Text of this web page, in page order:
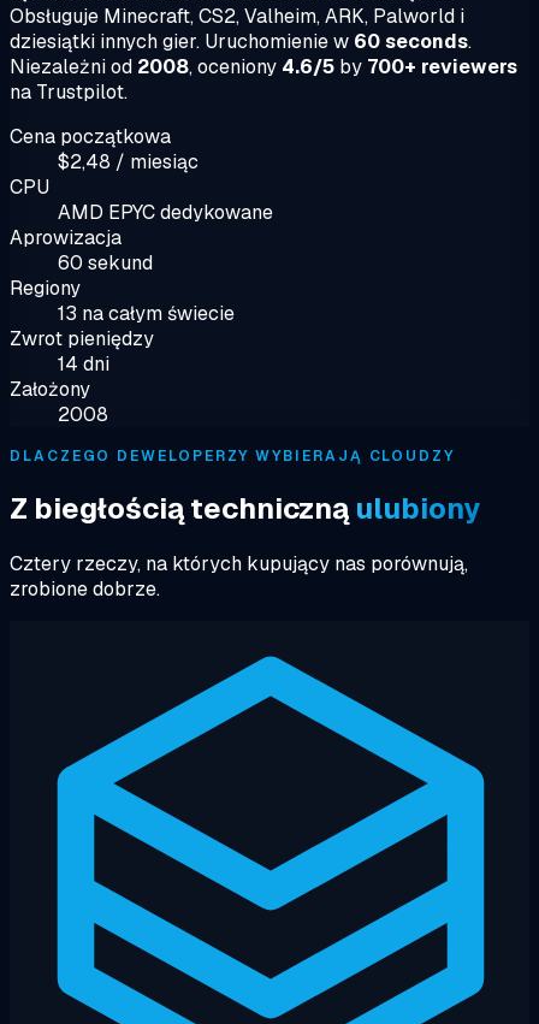
Obsługuje Minecraft, CS2, Valheim, ARK, Palworld i
dziesiątki innych gier. Uruchomienie w 60 seconds.
Niezależni od 2008, oceniony 4.6/5 by 700+ reviewers
na Trustpilot.
Cena początkowa
$2,48 / miesiąc
CPU
AMD EPYC dedykowane
Aprowizacja
60 sekund
Regiony
13 na całym świecie
Zwrot pieniędzy
14 dni
Założony
2008
DLACZEGO DEWELOPERZY WYBIERAJĄ CLOUDZY
Z biegłością techniczną ulubiony
Cztery rzeczy, na których kupujący nas porównują,
zrobione dobrze.